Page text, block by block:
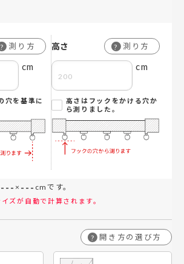
? 測り方
cm
穴を基準に
高さ ? 測り方
cm
高さはフックをかける穴か
ら測りました。
--- × --- cmです。
ズが自動で計算されます。
? 開き方の選び方